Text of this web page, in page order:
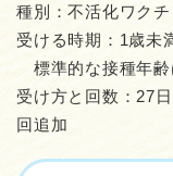
種別：不活化ワクチ
受ける時期：1歳未
標準的な接種年齢
受け方と回数：27
回追加